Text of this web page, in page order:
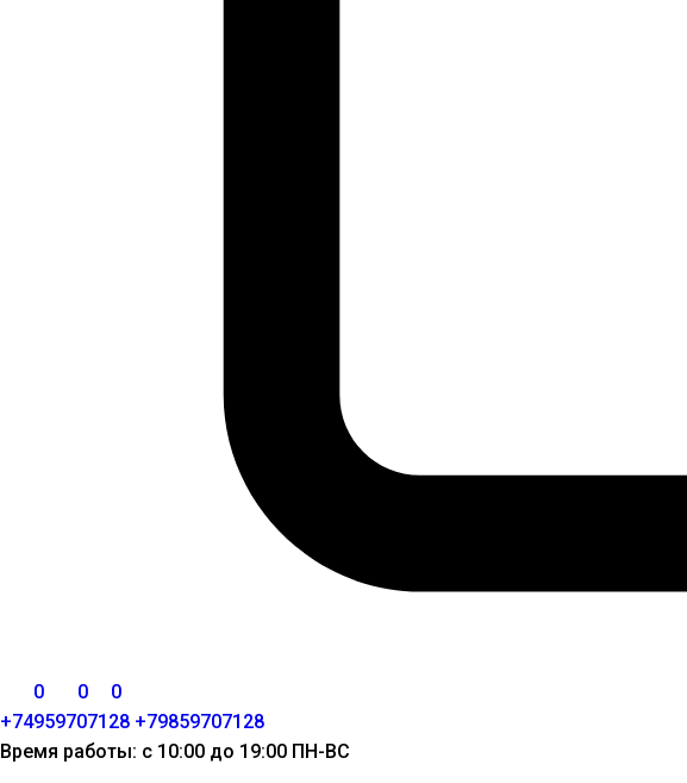
0 0
0
+74959707128 +79859707128
Время работы: с 10:00 до 19:00 ПН-ВС